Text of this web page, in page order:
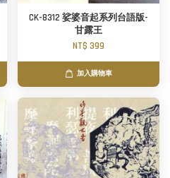
CK-8312 娑婆音起系列台語版-
甘露王
NT$ 399
加入購物車